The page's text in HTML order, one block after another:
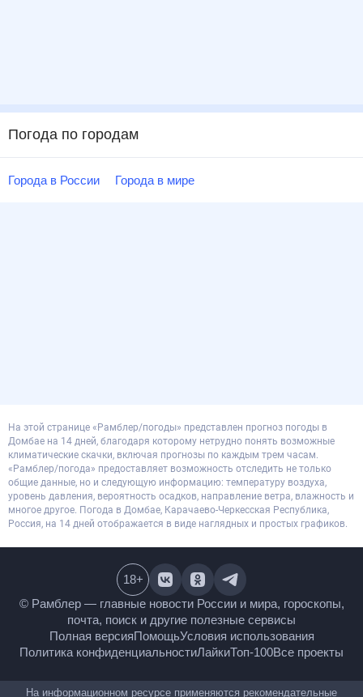
Погода по городам
Города в России Города в мире
На этой странице «Рамблер/погоды» представлен прогноз погоды в
Домбае на 14 дней, благодаря которому нетрудно понять возможные
климатические скачки, включая прогнозы по каждым трем часам.
«Рамблер/погода» предоставляет возможность отследить не только
общие данные, но и следующую информацию: температуру воздуха,
уровень давления, вероятность осадков, направление ветра, влажность и
многое другое. Погода в Домбае, Карачаево-Черкесская Республика,
Россия, на 14 дней отображается в виде наглядных и простых графиков.
© Рамблер — главные новости России и мира,
гороскопы, почта, поиск и другие полезные сервисы
Полная версияПомощьУсловия использования
Политика конфиденциальностиЛайкиТоп-100
18+